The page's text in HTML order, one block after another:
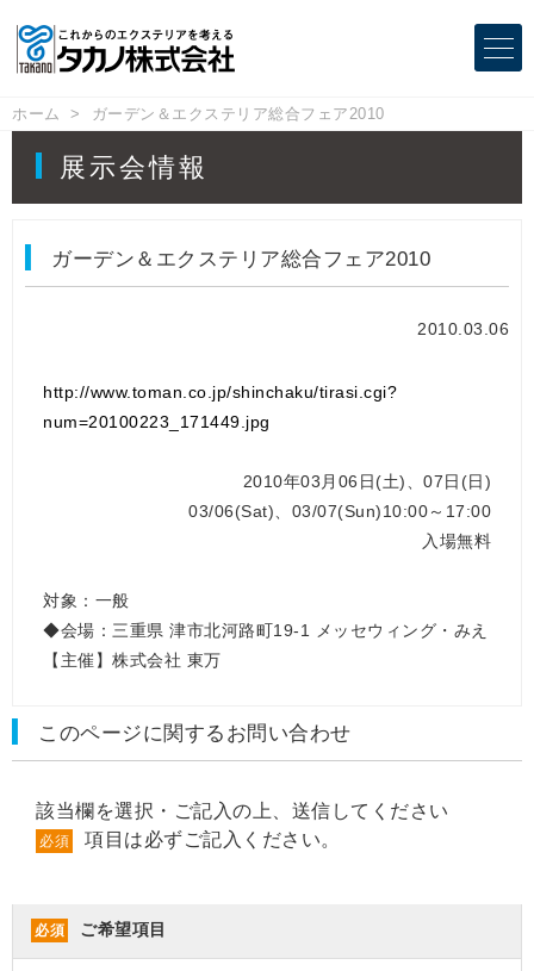
ホーム ガーデン＆エクステリア総合フェア2010
展示会情報
ガーデン＆エクステリア総合フェア2010
2010.03.06
http://www.toman.co.jp/shinchaku/tirasi.cgi?
num=20100223_171449.jpg
2010年03月06日(土)、07日(日)
03/06(Sat)、03/07(Sun)10:00～17:00
入場無料
対象：一般
◆会場：三重県 津市北河路町19-1 メッセウィング・みえ
【主催】株式会社 東万
このページに関するお問い合わせ
該当欄を選択・ご記入の上、送信してください
必須 項目は必ずご記入ください。
必須 ご希望項目